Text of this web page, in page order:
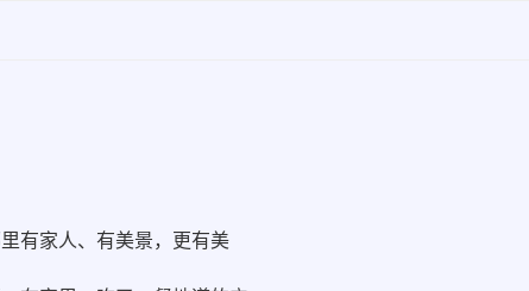
有家人、有美景，更有美